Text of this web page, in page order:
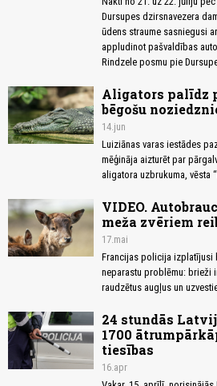
Dursupes dzirsnavezera
ūdens straume sasniegusi
appludinot pašvaldības
Rindzele posmu pie
Aligators palīdz
bēgošu
14.jun
Luiziānas varas iestādes
mēģināja aizturēt par
aligatora uzbrukuma, vēsta
VIDEO.
meža zvēriem
17.mai
Francijas policija izplatījusi
neparastu problēmu: brieži
raudzētus augļus un
24 stundās
1700
tiesības
16.apr